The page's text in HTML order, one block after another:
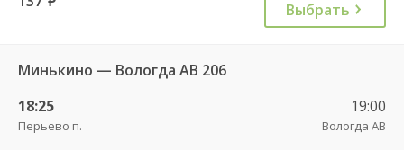
Выбрать
Минькино — Вологда АВ 206
18:25
Перьево п.
19:00
Вологда АВ